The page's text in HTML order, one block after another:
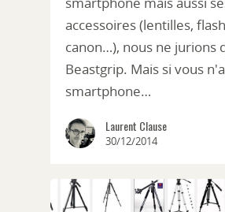
accessoires (lentilles,
canon…), nous ne jurions
Beastgrip. Mais si vous
smartphone…
Laurent Clause
30/12/2014